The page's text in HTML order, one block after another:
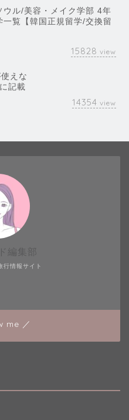
ウル/美容・メイク学部 4年
一覧【韓国正規留学/交換留
15828 view
えな
記載
14354 view
行情報サイト
編集部
me ／